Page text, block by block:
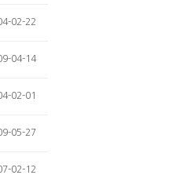
02-22
04-14
02-01
05-27
02-12